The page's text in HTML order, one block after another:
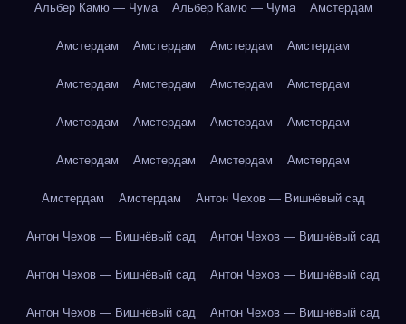
Альбер Камю — Чума Альбер Камю — Чума Амстердам
Амстердам Амстердам Амстердам Амстердам
Амстердам Амстердам Амстердам Амстердам
Амстердам Амстердам Амстердам Амстердам
Амстердам Амстердам Амстердам Амстердам
Амстердам Амстердам Антон Чехов — Вишнёвый сад
Антон Чехов — Вишнёвый сад Антон Чехов — Вишнёвый сад
Антон Чехов — Вишнёвый сад Антон Чехов — Вишнёвый сад
Антон Чехов — Вишнёвый сад Антон Чехов — Вишнёвый сад